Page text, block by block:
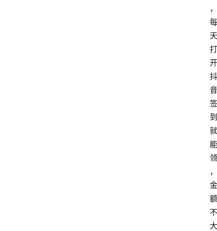
，
每
天
打
开
抖
音
签
到
就
能
领
，
金
额
不
大